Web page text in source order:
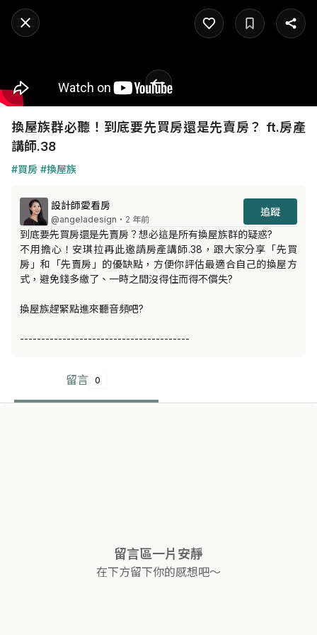
換屋族群必聽！到底要先買房還是先賣房？ ft.房產
講師.38
#買房 #換屋族
設計師愛看房
@angeladesign ・2 年前
追蹤
到底要先買房還是先賣房？想必這是所有換屋族群的疑惑?
不用擔心！安琪拉再此邀請房產講師.38，跟大家分享「先買
房」和「先賣房」的優缺點，方便你評估最適合自己的換屋方
式，避免錢多繳了、一時之間沒得住而得不償失?
換屋族趕緊點進來聽音頻吧?
----------------------------------------
留言 0
留言區一片安靜
在下方留下你的感想吧～